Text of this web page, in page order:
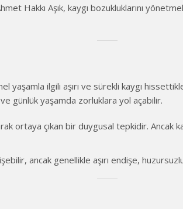
Hakkı Aşık, kaygı bozukluklarını
yaşamla ilgili aşırı ve sürekli kaygı
günlük yaşamda zorluklara yol açabilir.
ortaya çıkan bir duygusal tepkidir. Ancak
ancak genellikle aşırı endişe,